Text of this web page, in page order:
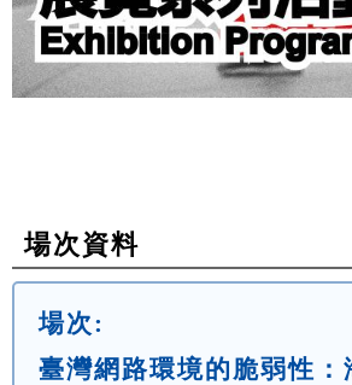
場次資料
場次:
臺灣網路環境的脆弱性：